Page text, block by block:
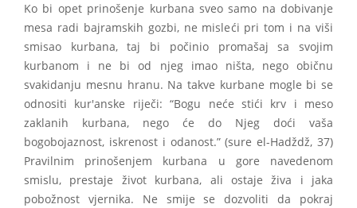
Ko bi opet prinošenje kurbana sveo samo na dobivanje
mesa radi bajramskih gozbi, ne misleći pri tom i na viši
smisao kurbana, taj bi počinio promašaj sa svojim
kurbanom i ne bi od njeg imao ništa, nego običnu
svakidanju mesnu hranu. Na takve kurbane mogle bi se
odnositi kur'anske riječi: “Bogu neće stići krv i meso
zaklanih kurbana, nego će do Njeg doći vaša
bogobojaznost, iskrenost i odanost.” (sure el-Hadždž, 37)
Pravilnim prinošenjem kurbana u gore navedenom
smislu, prestaje život kurbana, ali ostaje živa i jaka
pobožnost vjernika. Ne smije se dozvoliti da pokraj